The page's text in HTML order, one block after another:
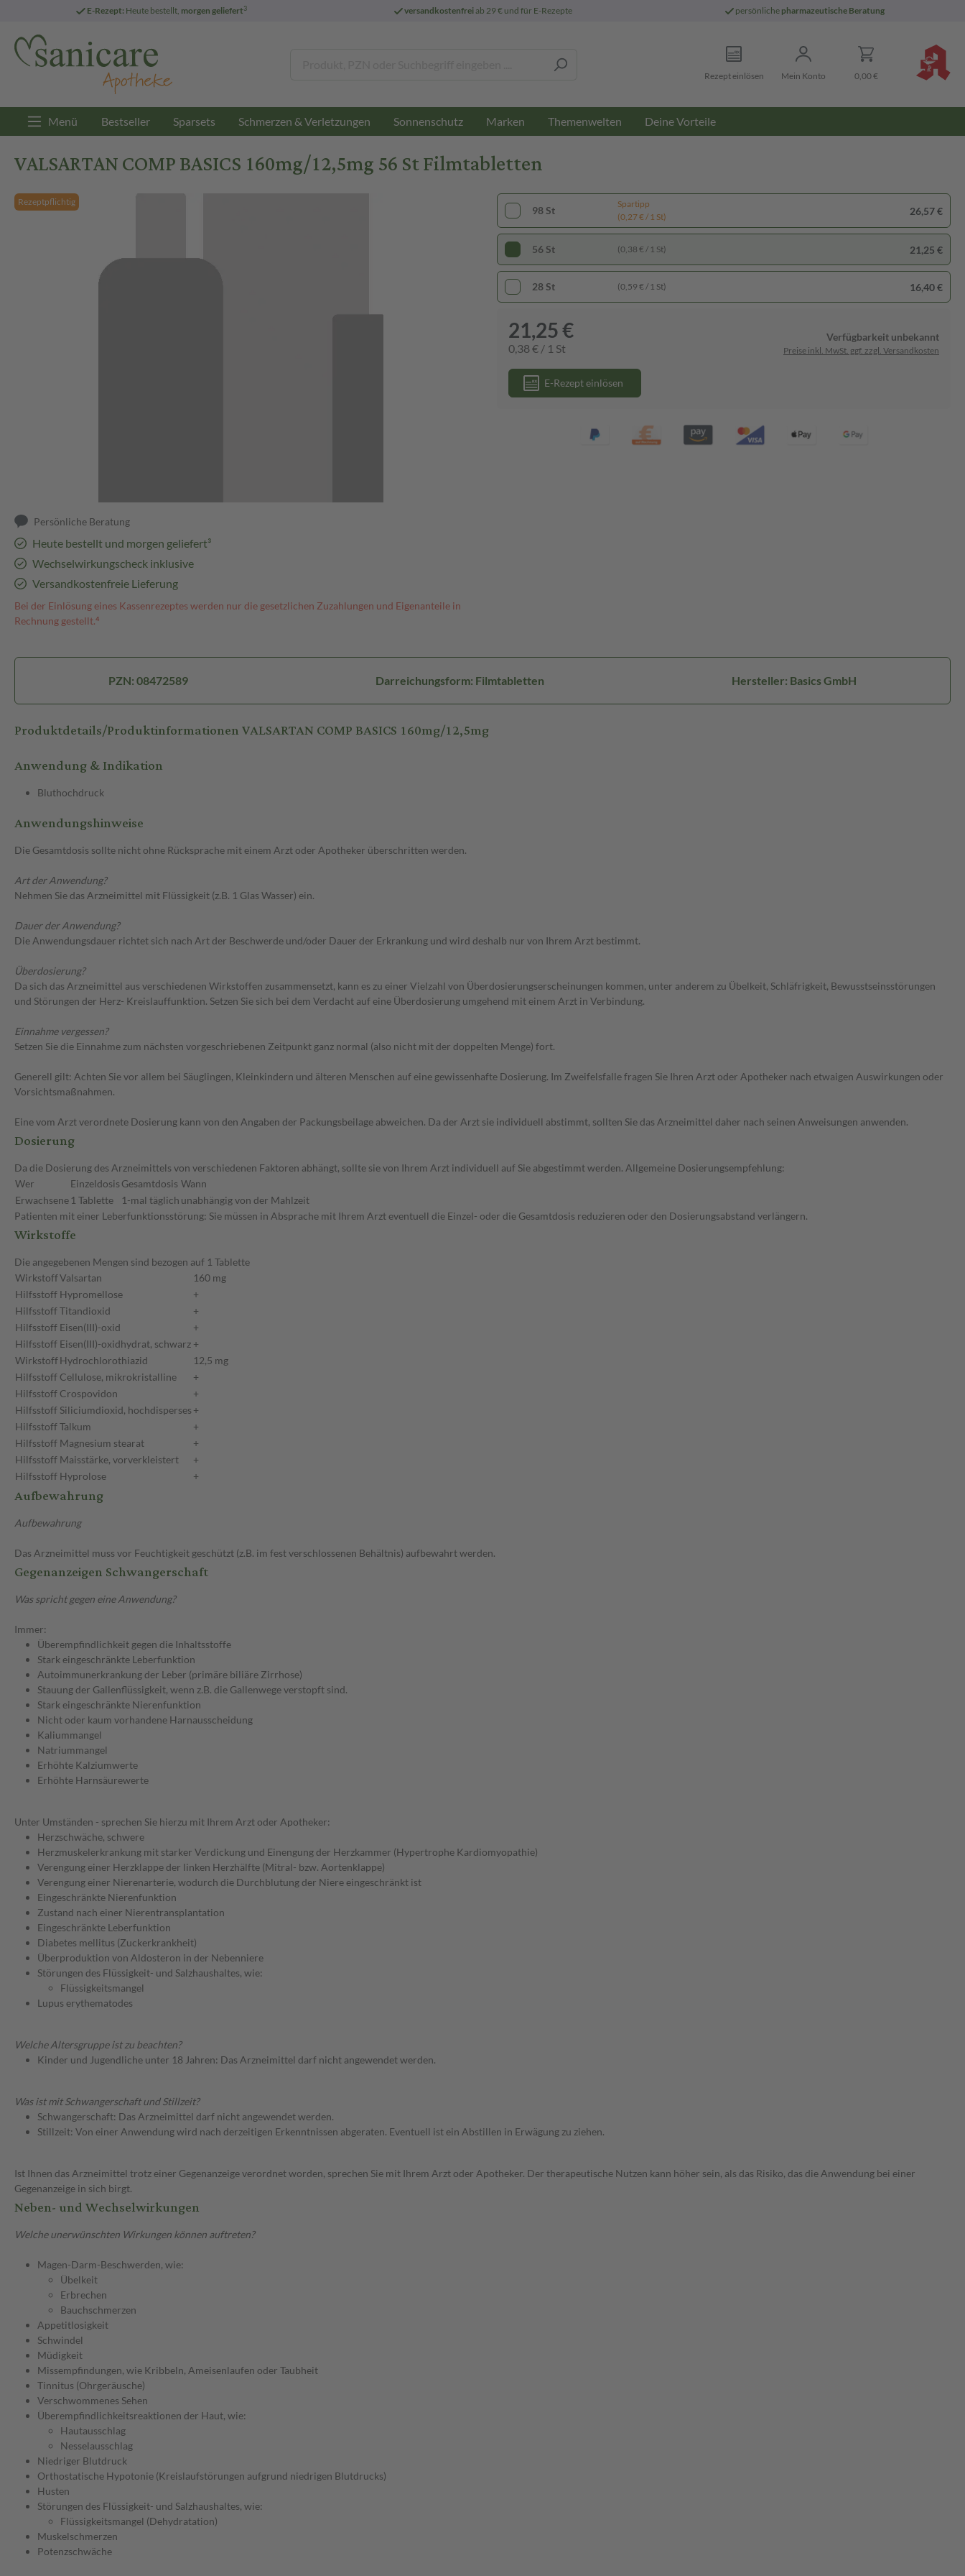
E-Rezept: Heute bestellt, morgen geliefert3 versandkostenfreiab 29 € und für E-Rezepte persönliche pharmazeutische Beratung
Rezept einlösen Mein Konto 0,00 €
Menü Bestseller Sparsets Schmerzen & Verletzungen Sonnenschutz Marken Themenwelten Deine Vorteile
VALSARTAN COMP BASICS 160mg/12,5mg 56 St Filmtabletten
Rezeptpflichtig
Persönliche Beratung
Heute bestellt und morgen geliefert³
Wechselwirkungscheck inklusive
Versandkostenfreie Lieferung
Bei der Einlösung eines Kassenrezeptes werden nur die gesetzlichen Zuzahlungen und Eigenanteile in
Rechnung gestellt.⁴
98 St
Spartipp
(0,27 € / 1 St)
26,57 €
56 St (0,38 € / 1 St) 21,25 €
28 St (0,59 € / 1 St) 16,40 €
21,25 €
0,38 € / 1 St
Verfügbarkeit unbekannt
Preise inkl. MwSt. ggf. zzgl. Versandkosten
E-Rezept einlösen
PZN: 08472589 Darreichungsform: Filmtabletten Hersteller: Basics GmbH
Produktdetails/Produktinformationen VALSARTAN COMP BASICS 160mg/12,5mg
Anwendung & Indikation
Bluthochdruck
Anwendungshinweise
Die Gesamtdosis sollte nicht ohne Rücksprache mit einem Arzt oder Apotheker überschritten werden.
Art der Anwendung?
Nehmen Sie das Arzneimittel mit Flüssigkeit (z.B. 1 Glas Wasser) ein.
Dauer der Anwendung?
Die Anwendungsdauer richtet sich nach Art der Beschwerde und/oder Dauer der Erkrankung und wird deshalb nur von Ihrem Arzt bestimmt.
Überdosierung?
Da sich das Arzneimittel aus verschiedenen Wirkstoffen zusammensetzt, kann es zu einer Vielzahl von Überdosierungserscheinungen kommen, unter anderem zu Übelkeit, Schläfrigkeit, Bewusstseinsstörungen
und Störungen der Herz- Kreislauffunktion. Setzen Sie sich bei dem Verdacht auf eine Überdosierung umgehend mit einem Arzt in Verbindung.
Einnahme vergessen?
Setzen Sie die Einnahme zum nächsten vorgeschriebenen Zeitpunkt ganz normal (also nicht mit der doppelten Menge) fort.
Generell gilt: Achten Sie vor allem bei Säuglingen, Kleinkindern und älteren Menschen auf eine gewissenhafte Dosierung. Im Zweifelsfalle fragen Sie Ihren Arzt oder Apotheker nach etwaigen Auswirkungen oder
Vorsichtsmaßnahmen.
Eine vom Arzt verordnete Dosierung kann von den Angaben der Packungsbeilage abweichen. Da der Arzt sie individuell abstimmt, sollten Sie das Arzneimittel daher nach seinen Anweisungen anwenden.
Dosierung
Da die Dosierung des Arzneimittels von verschiedenen Faktoren abhängt, sollte sie von Ihrem Arzt individuell auf Sie abgestimmt werden. Allgemeine Dosierungsempfehlung:
Wer
Einzeldosis Gesamtdosis Wann
Erwachsene 1 Tablette 1-mal täglich unabhängig von der Mahlzeit
Patienten mit einer Leberfunktionsstörung: Sie müssen in Absprache mit Ihrem Arzt eventuell die Einzel- oder die Gesamtdosis reduzieren oder den Dosierungsabstand verlängern.
Wirkstoffe
Die angegebenen Mengen sind bezogen auf 1 Tablette
WirkstoffValsartan
160 mg
Hilfsstoff Hypromellose
+
HilfsstoffTitandioxid
+
Hilfsstoff Eisen(III)-oxid
+
Hilfsstoff Eisen(III)-oxidhydrat, schwarz +
WirkstoffHydrochlorothiazid
12,5 mg
Hilfsstoff Cellulose, mikrokristalline
+
Hilfsstoff Crospovidon
+
Hilfsstoff Siliciumdioxid, hochdisperses +
HilfsstoffTalkum
+
Hilfsstoff Magnesium stearat
+
Hilfsstoff Maisstärke, vorverkleistert
+
Hilfsstoff Hyprolose +
Aufbewahrung
Aufbewahrung
Das Arzneimittel muss vor Feuchtigkeit geschützt (z.B. im fest verschlossenen Behältnis) aufbewahrt werden.
Gegenanzeigen Schwangerschaft
Was spricht gegen eine Anwendung?
Immer:
Überempfindlichkeit gegen die Inhaltsstoffe
Stark eingeschränkte Leberfunktion
Autoimmunerkrankung der Leber (primäre biliäre Zirrhose)
Stauung der Gallenflüssigkeit, wenn z.B. die Gallenwege verstopft sind.
Stark eingeschränkte Nierenfunktion
Nicht oder kaum vorhandene Harnausscheidung
Kaliummangel
Natriummangel
Erhöhte Kalziumwerte
Erhöhte Harnsäurewerte
Unter Umständen - sprechen Sie hierzu mit Ihrem Arzt oder Apotheker:
Herzschwäche, schwere
Herzmuskelerkrankung mit starker Verdickung und Einengung der Herzkammer (Hypertrophe Kardiomyopathie)
Verengung einer Herzklappe der linken Herzhälfte (Mitral- bzw. Aortenklappe)
Verengung einer Nierenarterie, wodurch die Durchblutung der Niere eingeschränkt ist
Eingeschränkte Nierenfunktion
Zustand nach einer Nierentransplantation
Eingeschränkte Leberfunktion
Diabetes mellitus (Zuckerkrankheit)
Überproduktion von Aldosteron in der Nebenniere
Störungen des Flüssigkeit- und Salzhaushaltes, wie:
Flüssigkeitsmangel
Lupus erythematodes
Welche Altersgruppe ist zu beachten?
Kinder und Jugendliche unter 18 Jahren: Das Arzneimittel darf nicht angewendet werden.
Was ist mit Schwangerschaft und Stillzeit?
Schwangerschaft: Das Arzneimittel darf nicht angewendet werden.
Stillzeit: Von einer Anwendung wird nach derzeitigen Erkenntnissen abgeraten. Eventuell ist ein Abstillen in Erwägung zu ziehen.
Ist Ihnen das Arzneimittel trotz einer Gegenanzeige verordnet worden, sprechen Sie mit Ihrem Arzt oder Apotheker. Der therapeutische Nutzen kann höher sein, als das Risiko, das die Anwendung bei einer
Gegenanzeige in sich birgt.
Neben- und Wechselwirkungen
Welche unerwünschten Wirkungen können auftreten?
Magen-Darm-Beschwerden, wie:
Übelkeit
Erbrechen
Bauchschmerzen
Appetitlosigkeit
Schwindel
Müdigkeit
Missempfindungen, wie Kribbeln, Ameisenlaufen oder Taubheit
Tinnitus (Ohrgeräusche)
Verschwommenes Sehen
Überempfindlichkeitsreaktionen der Haut, wie:
Hautausschlag
Nesselausschlag
Niedriger Blutdruck
Orthostatische Hypotonie (Kreislaufstörungen aufgrund niedrigen Blutdrucks)
Husten
Störungen des Flüssigkeit- und Salzhaushaltes, wie:
Flüssigkeitsmangel (Dehydratation)
Muskelschmerzen
Potenzschwäche